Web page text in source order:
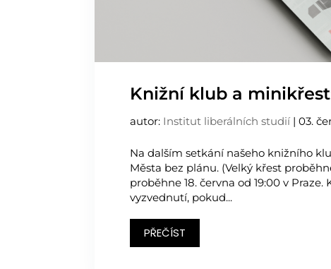
Knižní klub a
autor: Institut liberálních studií |03.
Na dalším setkání našeho knižního
Města bez plánu. (Velký křest
proběhne 18. června od 19:00 v
vyzvednutí, pokud...
PŘEČÍST